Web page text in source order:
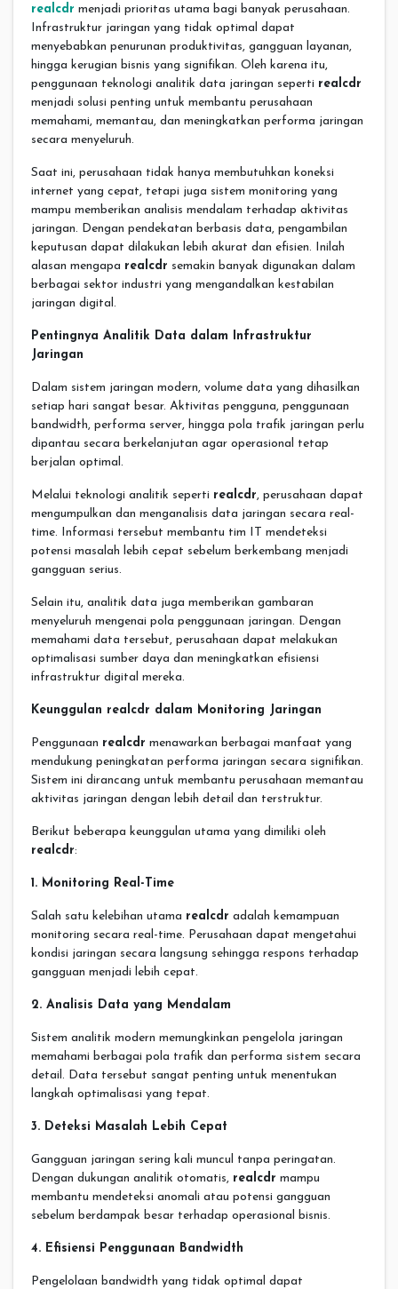
realcdr menjadi prioritas utama bagi banyak perusahaan.
Infrastruktur jaringan yang tidak optimal dapat
menyebabkan penurunan produktivitas, gangguan layanan,
hingga kerugian bisnis yang signifikan. Oleh karena itu,
penggunaan teknologi analitik data jaringan seperti realcdr
menjadi solusi penting untuk membantu perusahaan
memahami, memantau, dan meningkatkan performa jaringan
secara menyeluruh.
Saat ini, perusahaan tidak hanya membutuhkan koneksi
internet yang cepat, tetapi juga sistem monitoring yang
mampu memberikan analisis mendalam terhadap aktivitas
jaringan. Dengan pendekatan berbasis data, pengambilan
keputusan dapat dilakukan lebih akurat dan efisien. Inilah
alasan mengapa realcdr semakin banyak digunakan dalam
berbagai sektor industri yang mengandalkan kestabilan
jaringan digital.
Pentingnya Analitik Data dalam Infrastruktur
Jaringan
Dalam sistem jaringan modern, volume data yang dihasilkan
setiap hari sangat besar. Aktivitas pengguna, penggunaan
bandwidth, performa server, hingga pola trafik jaringan perlu
dipantau secara berkelanjutan agar operasional tetap
berjalan optimal.
Melalui teknologi analitik seperti realcdr, perusahaan dapat
mengumpulkan dan menganalisis data jaringan secara real-
time. Informasi tersebut membantu tim IT mendeteksi
potensi masalah lebih cepat sebelum berkembang menjadi
gangguan serius.
Selain itu, analitik data juga memberikan gambaran
menyeluruh mengenai pola penggunaan jaringan. Dengan
memahami data tersebut, perusahaan dapat melakukan
optimalisasi sumber daya dan meningkatkan efisiensi
infrastruktur digital mereka.
Keunggulan realcdr dalam Monitoring Jaringan
Penggunaan realcdr menawarkan berbagai manfaat yang
mendukung peningkatan performa jaringan secara signifikan.
Sistem ini dirancang untuk membantu perusahaan memantau
aktivitas jaringan dengan lebih detail dan terstruktur.
Berikut beberapa keunggulan utama yang dimiliki oleh
realcdr:
1. Monitoring Real-Time
Salah satu kelebihan utama realcdr adalah kemampuan
monitoring secara real-time. Perusahaan dapat mengetahui
kondisi jaringan secara langsung sehingga respons terhadap
gangguan menjadi lebih cepat.
2. Analisis Data yang Mendalam
Sistem analitik modern memungkinkan pengelola jaringan
memahami berbagai pola trafik dan performa sistem secara
detail. Data tersebut sangat penting untuk menentukan
langkah optimalisasi yang tepat.
3. Deteksi Masalah Lebih Cepat
Gangguan jaringan sering kali muncul tanpa peringatan.
Dengan dukungan analitik otomatis, realcdr mampu
membantu mendeteksi anomali atau potensi gangguan
sebelum berdampak besar terhadap operasional bisnis.
4. Efisiensi Penggunaan Bandwidth
Pengelolaan bandwidth yang tidak optimal dapat